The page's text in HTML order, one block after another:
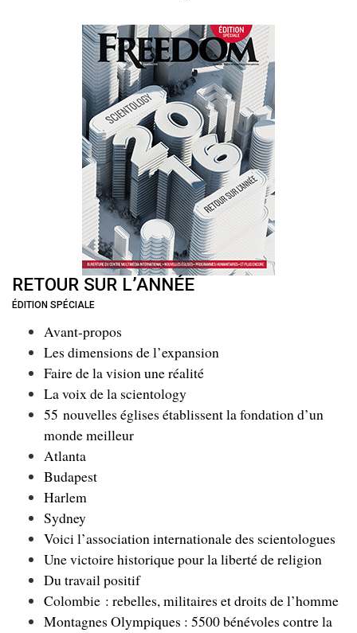
RETOUR SUR L’ANNÉE
ÉDITION SPÉCIALE
Avant-propos
Les dimensions de l’expansion
Faire de la vision une réalité
La voix de la scientology
55 nouvelles églises établissent la fondation d’un
monde meilleur
Atlanta
Budapest
Harlem
Sydney
Voici l’association internationale des scientologues
Une victoire historique pour la liberté de religion
Du travail positif
Colombie : rebelles, militaires et droits de l’homme
Montagnes Olympiques : 5500 bénévoles contre la